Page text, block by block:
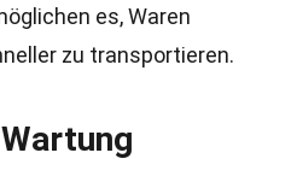
es, Waren
zu transportieren.